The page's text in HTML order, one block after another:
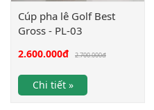
Cúp pha lê Golf Best
Gross - PL-03
2.600.000đ 2.700.000đ
Chi tiết »